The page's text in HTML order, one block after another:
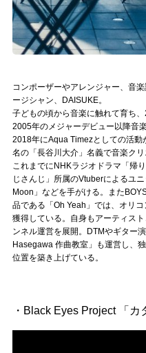
ぶいマガ！ by muevo
Official SNS
コンポーザーやアレンジャー、音
ージシャン、DAISUKE。
子どもの頃から音楽に触れて育ち
2005年のメジャーデビュー以降音
2018年にAqua Timezとしての活
名の「長谷川大介」名義で音楽ク
これまでにNHKラジオドラマ「帰
じさんじ」所属のVtuberによるユ
Moon」などを手がける。また
品である「Oh Yeah」では、オリ
獲得している。自身もアーティス
ンネル運営を展開。DTMやギター
Hasegawa 作曲教室」も運営し、
位置を築き上げている。
・Black Eyes Project 「カ